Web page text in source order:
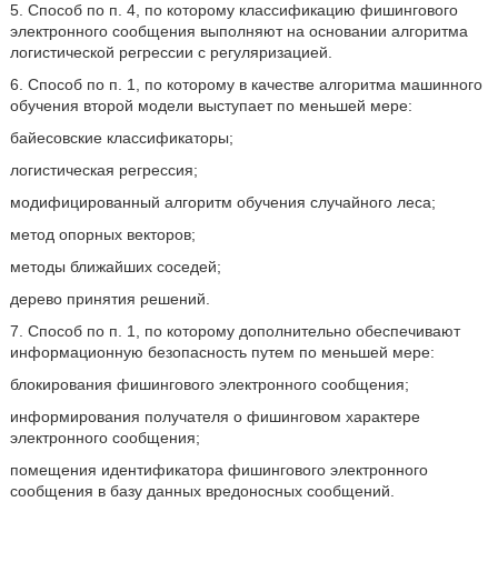
5. Способ по п. 4, по которому классификацию фишингового
электронного сообщения выполняют на основании алгоритма
логистической регрессии с регуляризацией.
6. Способ по п. 1, по которому в качестве алгоритма машинного
обучения второй модели выступает по меньшей мере:
байесовские классификаторы;
логистическая регрессия;
модифицированный алгоритм обучения случайного леса;
метод опорных векторов;
методы ближайших соседей;
дерево принятия решений.
7. Способ по п. 1, по которому дополнительно обеспечивают
информационную безопасность путем по меньшей мере:
блокирования фишингового электронного сообщения;
информирования получателя о фишинговом характере
электронного сообщения;
помещения идентификатора фишингового электронного
сообщения в базу данных вредоносных сообщений.